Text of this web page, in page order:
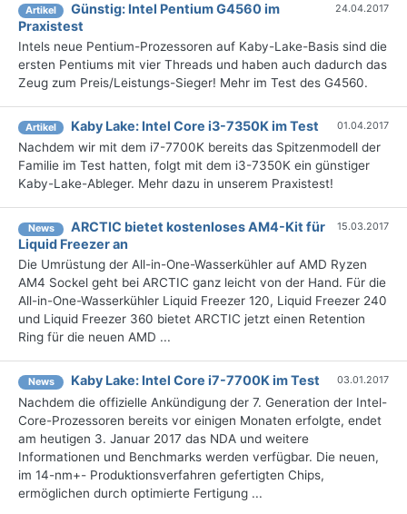
Artikel
Günstig: Intel Pentium G4560 im
Praxistest
24.04.2017
Intels neue Pentium-Prozessoren auf Kaby-Lake-Basis sind die
ersten Pentiums mit vier Threads und haben auch dadurch das
Zeug zum Preis/Leistungs-Sieger! Mehr im Test des G4560.
Artikel Kaby Lake: Intel Core i3-7350K im Test 01.04.2017
Nachdem wir mit dem i7-7700K bereits das Spitzenmodell der
Familie im Test hatten, folgt mit dem i3-7350K ein günstiger
Kaby-Lake-Ableger. Mehr dazu in unserem Praxistest!
News
ARCTIC bietet kostenloses AM4-Kit für
Liquid Freezer an
15.03.2017
Die Umrüstung der All-in-One-Wasserkühler auf AMD Ryzen
AM4 Sockel geht bei ARCTIC ganz leicht von der Hand. Für die
All-in-One-Wasserkühler Liquid Freezer 120, Liquid Freezer 240
und Liquid Freezer 360 bietet ARCTIC jetzt einen Retention
Ring für die neuen AMD ...
News Kaby Lake: Intel Core i7-7700K im Test 03.01.2017
Nachdem die offizielle Ankündigung der 7. Generation der Intel-
Core-Prozessoren bereits vor einigen Monaten erfolgte, endet
am heutigen 3. Januar 2017 das NDA und weitere
Informationen und Benchmarks werden verfügbar. Die neuen,
im 14-nm+- Produktionsverfahren gefertigten Chips,
ermöglichen durch optimierte Fertigung ...